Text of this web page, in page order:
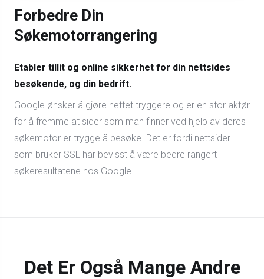
Forbedre Din
Søkemotorrangering
Etabler tillit og online sikkerhet for din nettsides
besøkende, og din bedrift.
Google ønsker å gjøre nettet tryggere og er en stor aktør
for å fremme at sider som man finner ved hjelp av deres
søkemotor er trygge å besøke. Det er fordi nettsider
som bruker SSL har bevisst å være bedre rangert i
søkeresultatene hos Google.
Det Er Også Mange Andre